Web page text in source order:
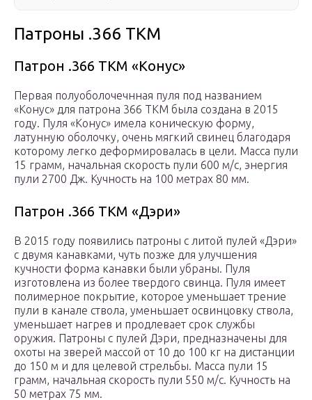
Патроны .366 ТКМ
Патрон .366 ТКМ «Конус»
Первая полуоболочечнная пуля под названием
«Конус» для патрона 366 ТКМ была создана в 2015
году. Пуля «Конус» имела коническую форму,
латунную оболочку, очень мягкий свинец благодаря
которому легко деформировалась в цели. Масса пули
15 грамм, начальная скорость пули 600 м/с, энергия
пули 2700 Дж. Кучность на 100 метрах 80 мм.
Патрон .366 ТКМ «Дэри»
В 2015 году появились патроны с литой пулей «Дэри»
с двумя канавками, чуть позже для улучшения
кучности форма канавки были убраны. Пуля
изготовлена из более твердого свинца. Пуля имеет
полимерное покрытие, которое уменьшает трение
пули в канале ствола, уменьшает освинцовку ствола,
уменьшает нагрев и продлевает срок службы
оружия. Патроны с пулей Дэри, предназначены для
охоты на зверей массой от 10 до 100 кг на дистанции
до 150 м и для целевой стрельбы. Масса пули 15
грамм, начальная скорость пули 550 м/с. Кучность на
50 метрах 75 мм.